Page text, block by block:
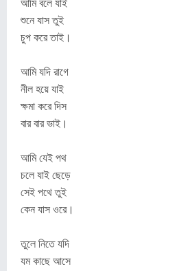
আমি বলে যাই
শুনে যাস তুই
চুপ করে তাই।
আমি যদি রাগে
নীল হয়ে যাই
ক্ষমা করে দিস
বার বার ভাই।
আমি যেই পথ
চলে যাই ছেড়ে
সেই পথে তুই
কেন যাস ওরে।
তুলে নিতে যদি
যম কাছে আসে